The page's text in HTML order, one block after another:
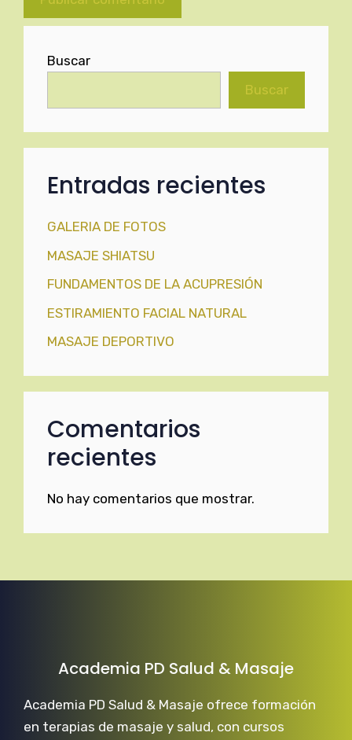
Buscar
Buscar
Entradas recientes
GALERIA DE FOTOS
MASAJE SHIATSU
FUNDAMENTOS DE LA ACUPRESIÓN
ESTIRAMIENTO FACIAL NATURAL
MASAJE DEPORTIVO
Comentarios
recientes
No hay comentarios que mostrar.
Academia PD Salud & Masaje
Academia PD Salud & Masaje ofrece formación
en terapias de masaje y salud, con cursos